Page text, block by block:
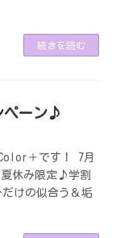
続きを読む
ペーン♪
＋です！ 7月
休み限定♪学割
けの似合う＆垢